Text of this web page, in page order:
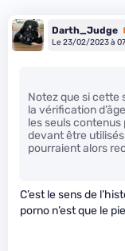
Darth_Judge
Le 23/02/2023 à
Notez que si cette
la vérification
les seuls contenus
devant être
pourraient alors
C’est le sens de
porno n’est que le